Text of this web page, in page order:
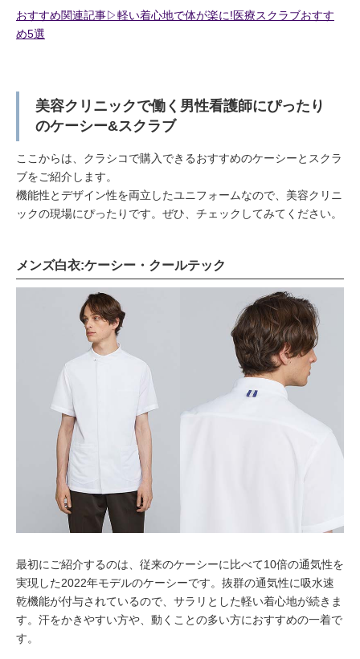
おすすめ関連記事▷軽い着心地で体が楽に!医療スクラブおすす
め5選
美容クリニックで働く男性看護師にぴったり
のケーシー&スクラブ
ここからは、クラシコで購入できるおすすめのケーシーとスクラ
ブをご紹介します。
機能性とデザイン性を両立したユニフォームなので、美容クリニ
ックの現場にぴったりです。ぜひ、チェックしてみてください。
メンズ白衣:ケーシー・クールテック
最初にご紹介するのは、従来のケーシーに比べて10倍の通気性を
実現した2022年モデルのケーシーです。抜群の通気性に吸水速
乾機能が付与されているので、サラリとした軽い着心地が続きま
す。汗をかきやすい方や、動くことの多い方におすすめの一着で
す。